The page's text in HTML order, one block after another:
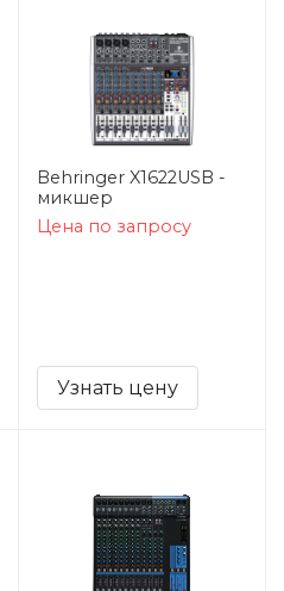
Behringer X1622USB -
микшер
Цена по запросу
Узнать цену